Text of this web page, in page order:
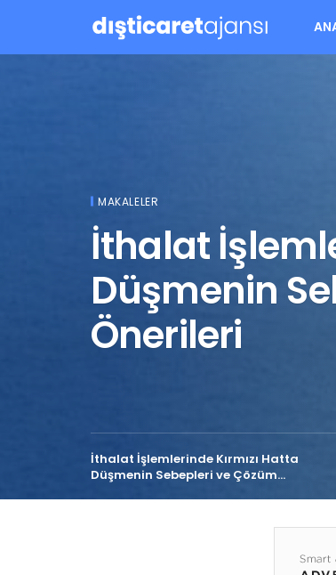
MAKALELER
İthalat
Düşmenin
Önerileri
İthalat İşlemlerinde Kırmızı Hatta
Düşmenin Sebepleri ve Çözüm